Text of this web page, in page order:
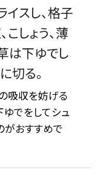
スし、格子
しょう、薄
は下ゆでし
切る。
吸収を妨げる
ゆでをしてシュ
がおすすめで